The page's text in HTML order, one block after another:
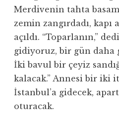
Merdivenin tahta
zemin zangırdadı,
açıldı. “Toparlanın,”
gidiyoruz, bir gün daha
İki bavul bir çeyiz
kalacak.” Annesi bir iki
İstanbul’a gidecek,
oturacak.